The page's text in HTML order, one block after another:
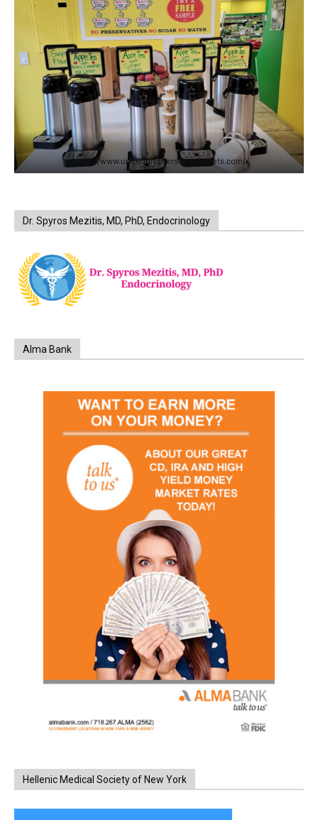
https://www.unitedbrothersfruitmarkets.com/
Dr. Spyros Mezitis, MD, PhD, Endocrinology
Alma Bank
Hellenic Medical Society of New York